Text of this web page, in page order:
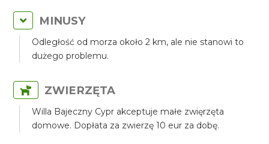
MINUSY
Odległość od morza około 2 km, ale nie stanowi to
dużego problemu.
ZWIERZĘTA
Willa Bajeczny Cypr akceptuje małe zwięrzęta
domowe. Dopłata za zwierzę 10 eur za dobę.